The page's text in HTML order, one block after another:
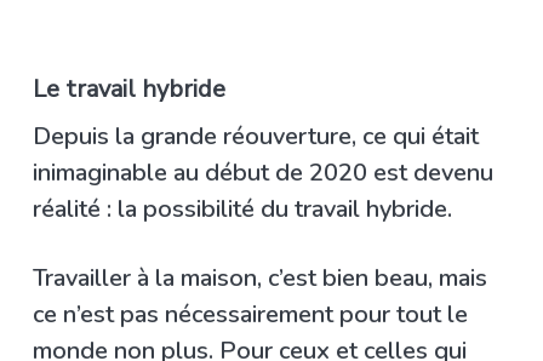
Le travail hybride
Depuis la grande réouverture, ce qui était
inimaginable au début de 2020 est devenu
réalité : la possibilité du travail hybride.
Travailler à la maison, c’est bien beau, mais
ce n’est pas nécessairement pour tout le
monde non plus. Pour ceux et celles qui